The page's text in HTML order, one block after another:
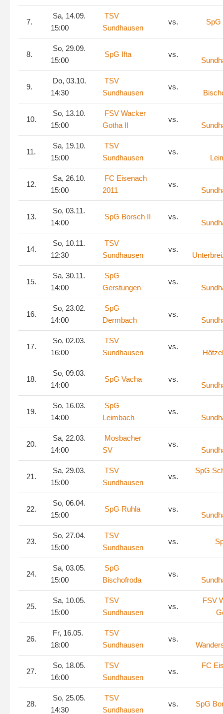
7.
Sa, 14.09.
15:00
TSV
Sundhausen
vs. SpG
8.
So, 29.09.
15:00
SpG Ifta vs.
9.
Do, 03.10.
14:30
TSV
Sundhausen
vs.
10.
So, 13.10.
15:00
FSV Wacker
Gotha II
vs.
11.
Sa, 19.10.
15:00
TSV
Sundhausen
vs.
12.
Sa, 26.10.
15:00
FC Eisenach
2011
vs.
13.
So, 03.11.
14:00
SpG Borsch II vs.
14.
So, 10.11.
12:30
TSV
Sundhausen
vs.
15.
Sa, 30.11.
14:00
SpG
Gerstungen
vs.
16.
So, 23.02.
14:00
SpG
Dermbach
vs.
17.
So, 02.03.
16:00
TSV
Sundhausen
vs.
18.
So, 09.03.
14:00
SpG Vacha vs.
19.
So, 16.03.
14:00
SpG
Leimbach
vs.
20.
Sa, 22.03.
14:00
Mosbacher
SV
vs.
21.
Sa, 29.03.
15:00
TSV
Sundhausen
vs.
SpG
22.
So, 06.04.
15:00
SpG Ruhla vs.
23.
So, 27.04.
15:00
TSV
Sundhausen
vs.
24.
Sa, 03.05.
15:00
SpG
Bischofroda
vs.
25.
Sa, 10.05.
15:00
TSV
Sundhausen
vs.
FSV
26.
Fr, 16.05.
18:00
TSV
Sundhausen
vs.
27.
So, 18.05.
16:00
TSV
Sundhausen
vs.
FC
28.
So, 25.05.
14:30
TSV
Sundhausen
vs. SpG